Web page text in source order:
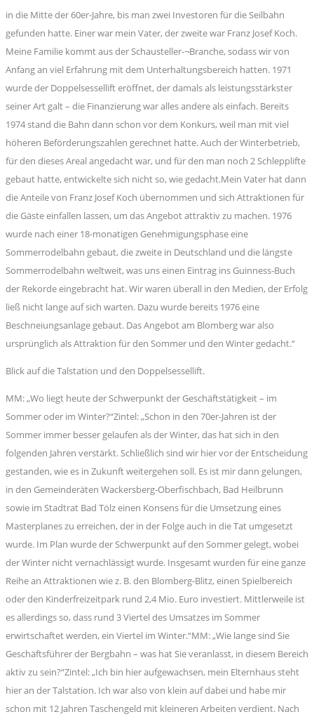
in die Mitte der 60er-Jahre, bis man zwei Investoren für die Seilbahn
gefunden hatte. Einer war mein Vater, der zweite war Franz Josef Koch.
Meine Familie kommt aus der Schausteller-¬Branche, sodass wir von
Anfang an viel Erfahrung mit dem Unterhaltungsbereich hatten. 1971
wurde der Doppelsessellift eröffnet, der damals als leistungsstärkster
seiner Art galt – die Finanzierung war alles andere als einfach. Bereits
1974 stand die Bahn dann schon vor dem Konkurs, weil man mit viel
höheren Beförderungszahlen gerechnet hatte. Auch der Winterbetrieb,
für den dieses Areal angedacht war, und für den man noch 2 Schlepplifte
gebaut hatte, entwickelte sich nicht so, wie gedacht.Mein Vater hat dann
die Anteile von Franz Josef Koch übernommen und sich Attraktionen für
die Gäste einfallen lassen, um das Angebot attraktiv zu machen. 1976
wurde nach einer 18-monatigen Genehmigungsphase eine
Sommerrodelbahn gebaut, die zweite in Deutschland und die längste
Sommerrodelbahn weltweit, was uns einen Eintrag ins Guinness-Buch
der Rekorde eingebracht hat. Wir waren überall in den Medien, der Erfolg
ließ nicht lange auf sich warten. Dazu wurde bereits 1976 eine
Beschneiungsanlage gebaut. Das Angebot am Blomberg war also
ursprünglich als Attraktion für den Sommer und den Winter gedacht.“
Blick auf die Talstation und den Doppelsessellift.
MM: „Wo liegt heute der Schwerpunkt der Geschäftstätigkeit – im
Sommer oder im Winter?“Zintel: „Schon in den 70er-Jahren ist der
Sommer immer besser gelaufen als der Winter, das hat sich in den
folgenden Jahren verstärkt. Schließlich sind wir hier vor der Entscheidung
gestanden, wie es in Zukunft weitergehen soll. Es ist mir dann gelungen,
in den Gemeinderäten Wackersberg-Oberfischbach, Bad Heilbrunn
sowie im Stadtrat Bad Tölz einen Konsens für die Umsetzung eines
Masterplanes zu erreichen, der in der Folge auch in die Tat umgesetzt
wurde. Im Plan wurde der Schwerpunkt auf den Sommer gelegt, wobei
der Winter nicht vernachlässigt wurde. Insgesamt wurden für eine ganze
Reihe an Attraktionen wie z. B. den Blomberg-Blitz, einen Spielbereich
oder den Kinderfreizeitpark rund 2,4 Mio. Euro investiert. Mittlerweile ist
es allerdings so, dass rund 3 Viertel des Umsatzes im Sommer
erwirtschaftet werden, ein Viertel im Winter.“MM: „Wie lange sind Sie
Geschäftsführer der Bergbahn – was hat Sie veranlasst, in diesem Bereich
aktiv zu sein?“Zintel: „Ich bin hier aufgewachsen, mein Elternhaus steht
hier an der Talstation. Ich war also von klein auf dabei und habe mir
schon mit 12 Jahren Taschengeld mit kleineren Arbeiten verdient. Nach